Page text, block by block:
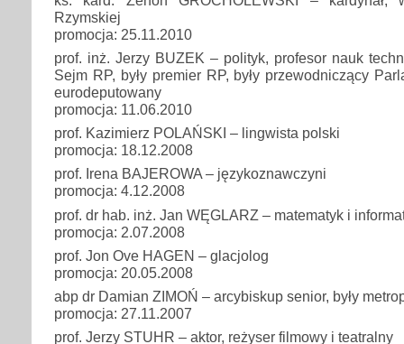
Rzymskiej
promocja: 25.11.2010
prof. inż. Jerzy BUZEK – polityk, profesor nauk
Sejm RP, były premier RP, były przewodniczący
eurodeputowany
promocja: 11.06.2010
prof. Kazimierz POLAŃSKI – lingwista polski
promocja: 18.12.2008
prof. Irena BAJEROWA – językoznawczyni
promocja: 4.12.2008
prof. dr hab. inż. Jan WĘGLARZ – matematyk i
promocja: 2.07.2008
prof. Jon Ove HAGEN – glacjolog
promocja: 20.05.2008
abp dr Damian ZIMOŃ – arcybiskup senior, były
promocja: 27.11.2007
prof. Jerzy STUHR – aktor, reżyser filmowy i teatralny